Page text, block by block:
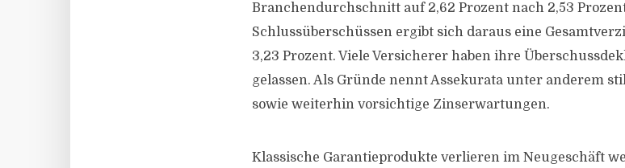
Branchendurchschnitt auf 2,62 Prozent nach 2,53
Schlussüberschüssen ergibt sich daraus eine
3,23 Prozent. Viele Versicherer haben ihre
gelassen. Als Gründe nennt Assekurata unter anderem
sowie weiterhin vorsichtige Zinserwartungen.
Klassische Garantieprodukte verlieren im Neugeschäft